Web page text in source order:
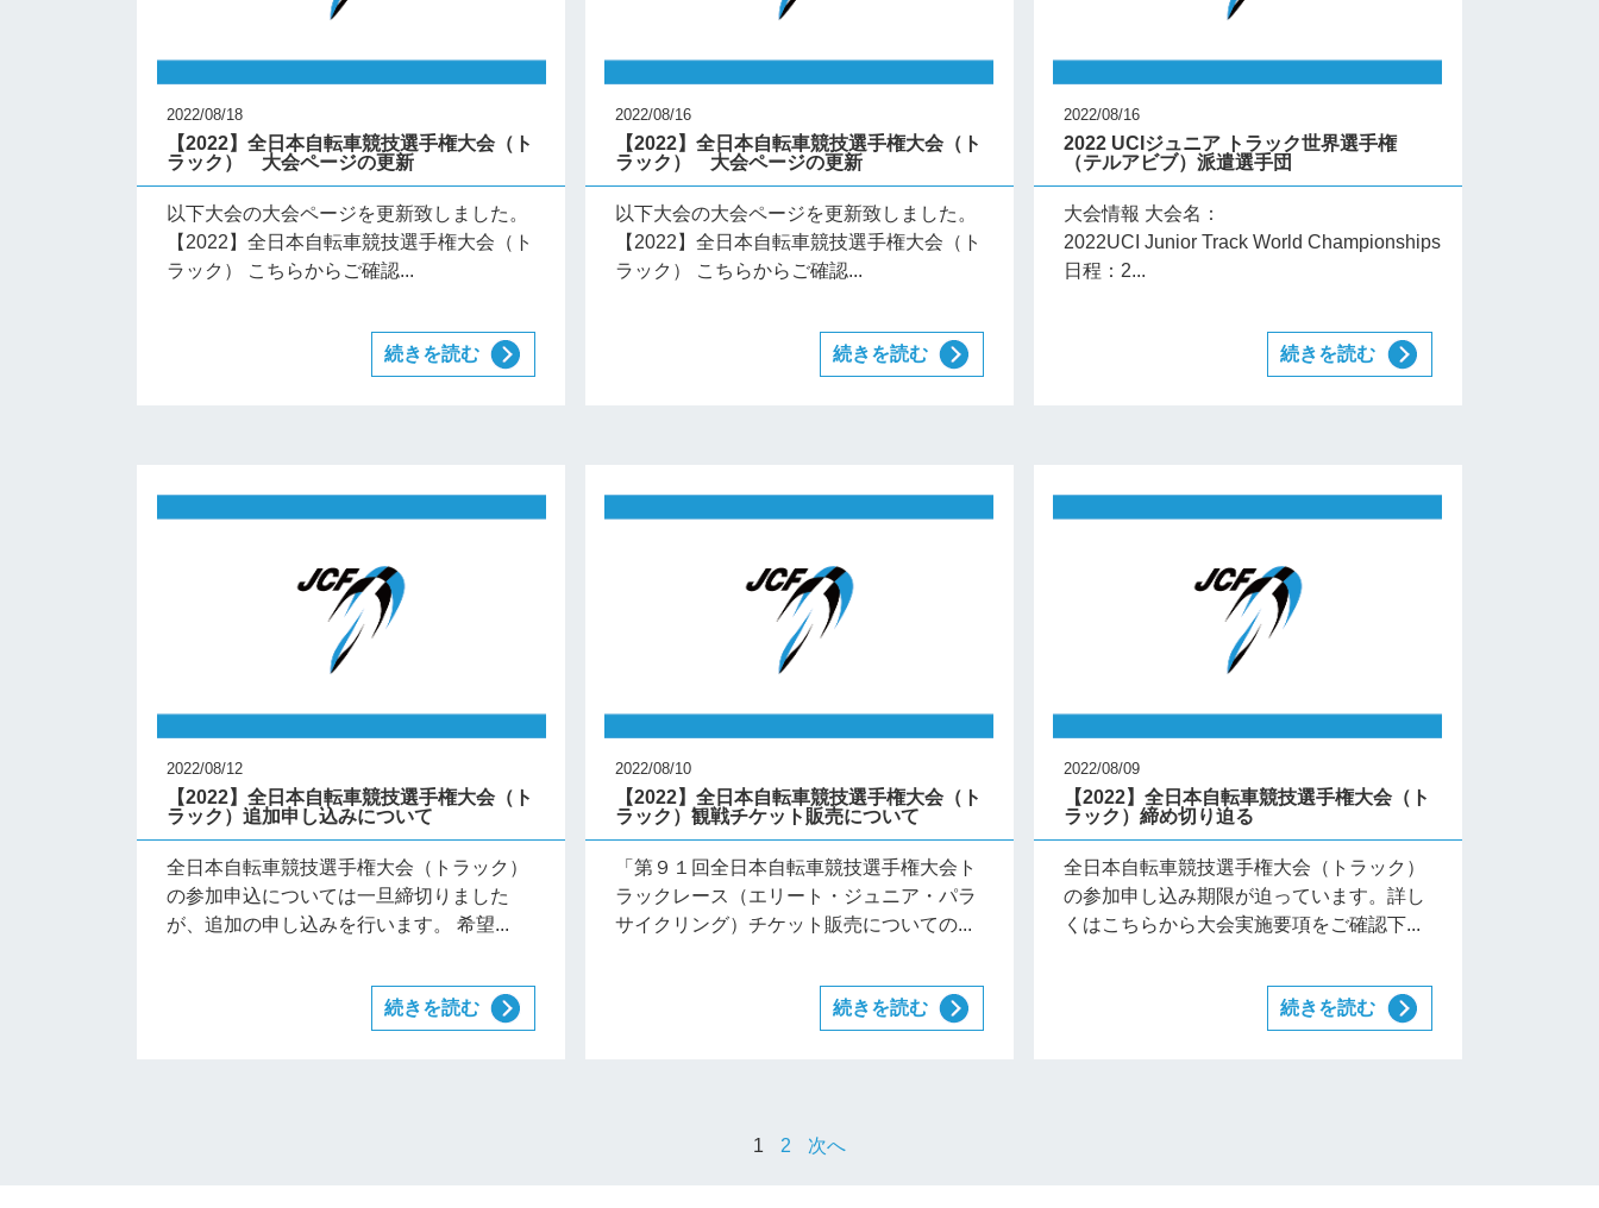
2022/08/18
【2022】全日本自転車競技選手権大会（ト
ラック） 大会ページの更新
以下大会の大会ページを更新致しました。
【2022】全日本自転車競技選手権大会（ト
ラック） こちらからご確認...
続きを読む
2022/08/16
【2022】全日本自転車競技選手権大会（ト
ラック） 大会ページの更新
以下大会の大会ページを更新致しました。
【2022】全日本自転車競技選手権大会（ト
ラック） こちらからご確認...
続きを読む
2022/08/16
2022 UCIジュニア トラック世界選手権
（テルアビブ）派遣選手団
大会情報 大会名：
2022UCI Junior Track World Championships
日程：2...
続きを読む
2022/08/12
【2022】全日本自転車競技選手権大会（ト
ラック）追加申し込みについて
全日本自転車競技選手権大会（トラック）
の参加申込については一旦締切りました
が、追加の申し込みを行います。 希望...
続きを読む
2022/08/10
【2022】全日本自転車競技選手権大会（ト
ラック）観戦チケット販売について
「第９１回全日本自転車競技選手権大会ト
ラックレース（エリート・ジュニア・パラ
サイクリング）チケット販売についての...
続きを読む
2022/08/09
【2022】全日本自転車競技選手権大会（ト
ラック）締め切り迫る
全日本自転車競技選手権大会（トラック）
の参加申し込み期限が迫っています。詳し
くはこちらから大会実施要項をご確認下...
続きを読む
1 2 次へ